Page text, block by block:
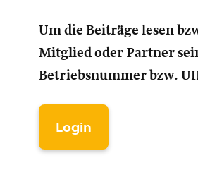
Um die Beiträge lesen
Mitglied oder Partner
Betriebsnummer bzw.
Login